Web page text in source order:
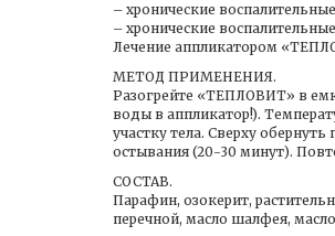
– хронические
– хронические
Лечение аппликатором
МЕТОД ПРИМЕНЕНИЯ.
Разогрейте «ТЕПЛОВИТ» в
воды в аппликатор!).
участку тела. Сверху
остывания (20-30 минут).
СОСТАВ.
Парафин, озокерит,
перечной, масло шалфея,